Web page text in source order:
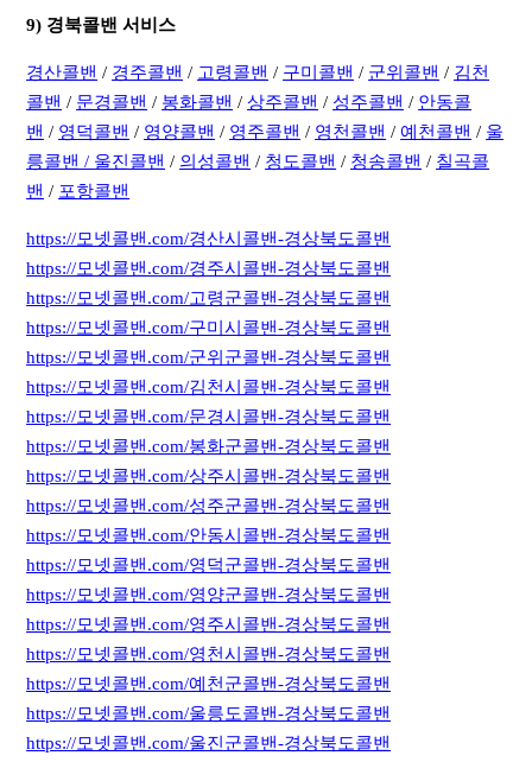
9) 경북콜밴 서비스
경산콜밴 / 경주콜밴 / 고령콜밴 / 구미콜밴 / 군위콜밴 / 김천
콜밴 / 문경콜밴 / 봉화콜밴 /상주콜밴 / 성주콜밴 / 안동콜
밴 / 영덕콜밴 / 영양콜밴 / 영주콜밴 / 영천콜밴 /예천콜밴 / 울
릉콜밴 / 울진콜밴 / 의성콜밴 / 청도콜밴 / 청송콜밴 / 칠곡콜
밴 / 포항콜밴
https://모넷콜밴.com/경산시콜밴-경상북도콜밴
https://모넷콜밴.com/경주시콜밴-경상북도콜밴
https://모넷콜밴.com/고령군콜밴-경상북도콜밴
https://모넷콜밴.com/구미시콜밴-경상북도콜밴
https://모넷콜밴.com/군위군콜밴-경상북도콜밴
https://모넷콜밴.com/김천시콜밴-경상북도콜밴
https://모넷콜밴.com/문경시콜밴-경상북도콜밴
https://모넷콜밴.com/봉화군콜밴-경상북도콜밴
https://모넷콜밴.com/상주시콜밴-경상북도콜밴
https://모넷콜밴.com/성주군콜밴-경상북도콜밴
https://모넷콜밴.com/안동시콜밴-경상북도콜밴
https://모넷콜밴.com/영덕군콜밴-경상북도콜밴
https://모넷콜밴.com/영양군콜밴-경상북도콜밴
https://모넷콜밴.com/영주시콜밴-경상북도콜밴
https://모넷콜밴.com/영천시콜밴-경상북도콜밴
https://모넷콜밴.com/예천군콜밴-경상북도콜밴
https://모넷콜밴.com/울릉도콜밴-경상북도콜밴
https://모넷콜밴.com/울진군콜밴-경상북도콜밴